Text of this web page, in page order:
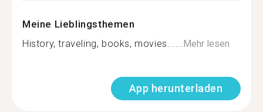
Meine Lieblingsthemen
History, traveling, books, movies......Mehr lesen
App herunterladen